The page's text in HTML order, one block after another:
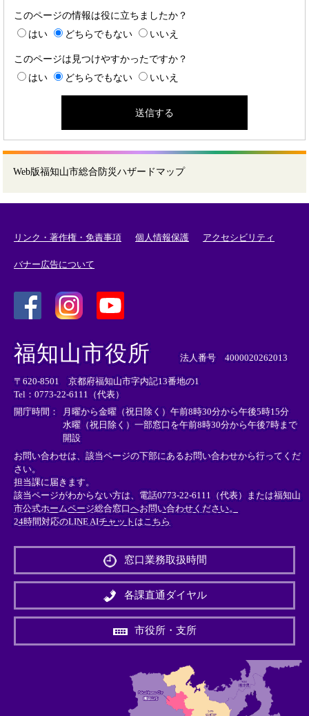
このページの情報は役に立ちましたか？
はい
どちらでもない いいえ
このページは見つけやすかったですか？
はい
どちらでもない いいえ
Web版福知山市総合防災ハザードマップ
リンク・著作権・免責事項 個人情報保護 アクセシビリティ
バナー広告について
外
部
リ
ン
ク
＞
外
リ
ン
ク
＞
外
部
ン
ク
＞
福知山市役所 法人番号 4000020262013
〒620-8501 京都府福知山市字内記13番地の1
Tel：0773-22-6111（代表）
開庁時間：
月曜から金曜（祝日除く）午前8時30分から午後5時15分
水曜（祝日除く）一部窓口を午前8時30分から午後7時まで
開設
お問い合わせは、該当ページの下部にあるお問い合わせから行ってくだ
さい。
担当課に届きます。
該当ページがわからない方は、電話0773-22-6111（代表）または福知山
市公式ホームページ総合窓口へお問い合わせください。
24時間対応のLINE AIチャットはこちら
外
リ
窓口業務取扱時間
各課直通ダイヤル
市役所・支所